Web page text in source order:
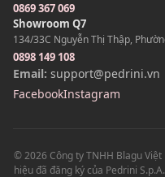
0869 367 069
Showroom Q7
134/33C Nguyễn Thị Thập,
0898 149 108
Email: support@pedrini.vn
FacebookInstagram
© 2026 Công ty TNHH Blagu
hiệu đã đăng ký của Pedrini